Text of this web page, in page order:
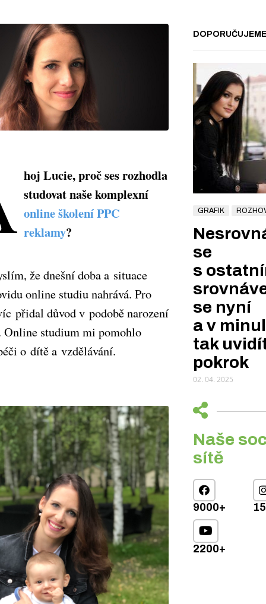
hoj Lucie, proč ses rozhodla
studovat naše komplexní
online školení PPC
reklamy?
že dnešní doba a situace
online studiu nahrává. Pro
přidal důvod v podobě narození
studium mi pomohlo
o dítě a vzdělávání.
DOPORUČUJEME
GRAFIK
se
s
se nyní
a v
tak
pokrok
02. 04. 2025
Naše
sítě
9000+
2200+